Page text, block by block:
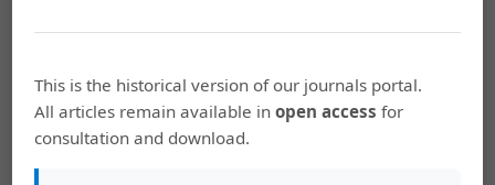
Internacionales en España. Comillas Journal of
DOI: 10.14422/cir.i16.y2019.005.
https://revistas.comillas.edu/index.php/internationalrelations/article/view/11962
Chakrabarty, Dipesh. Al margen de Europa. ¿Estamos
This is the historical version of our journals portal.
All articles remain available inopen access for
consultation and download.